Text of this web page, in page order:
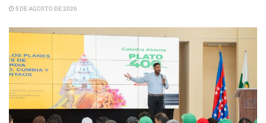
5 DE AGOSTO DE 2026